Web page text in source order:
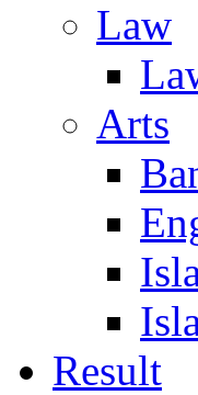
Law
Arts
Result